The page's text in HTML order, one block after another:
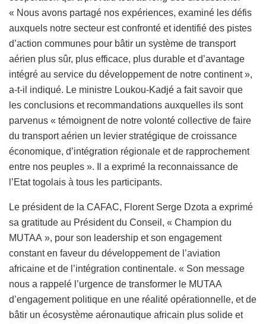
« Nous avons partagé nos expériences, examiné les défis
auxquels notre secteur est confronté et identifié des pistes
d’action communes pour bâtir un système de transport
aérien plus sûr, plus efficace, plus durable et d’avantage
intégré au service du développement de notre continent »,
a-t-il indiqué. Le ministre Loukou-Kadjé a fait savoir que
les conclusions et recommandations auxquelles ils sont
parvenus « témoignent de notre volonté collective de faire
du transport aérien un levier stratégique de croissance
économique, d’intégration régionale et de rapprochement
entre nos peuples ». Il a exprimé la reconnaissance de
l’Etat togolais à tous les participants.
Le président de la CAFAC, Florent Serge Dzota a exprimé
sa gratitude au Président du Conseil, « Champion du
MUTAA », pour son leadership et son engagement
constant en faveur du développement de l’aviation
africaine et de l’intégration continentale. « Son message
nous a rappelé l’urgence de transformer le MUTAA
d’engagement politique en une réalité opérationnelle, et de
bâtir un écosystème aéronautique africain plus solide et